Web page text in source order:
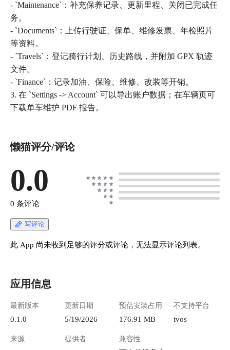
- `Maintenance`：补充保养记录、更新里程、关闭已完成任
务。
- `Documents`：上传行驶证、保单、维修发票、年检照片
等资料。
- `Travels`：登记骑行计划、历史路线，并附加 GPX 轨迹
文件。
- `Finance`：记录加油、保险、维修、改装等开销。
3. 在 `Settings -> Account` 可以导出账户数据；在车辆页可
下载单车维护 PDF 报告。
懒猫评分/评论
0.0
0 条评论
写评论
此 App 尚未收到足够的评分或评论，无法显示评论列表。
应用信息
最新版本
0.1.0
更新日期
5/19/2026
预估安装占用
176.91 MB
不支持平台
tvos
来源 提供者 兼容性